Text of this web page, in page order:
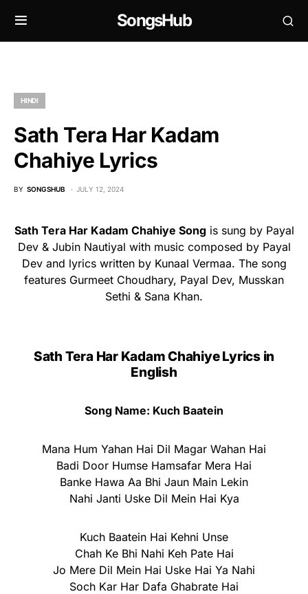
SongsHub
HINDI
Sath Tera Har Kadam
Chahiye Lyrics
BY SONGSHUB JULY 12, 2024
Sath Tera Har Kadam Chahiye Songis sung by Payal
Dev & Jubin Nautiyal with music composed by Payal
Dev and lyrics written by Kunaal Vermaa. The song
features Gurmeet Choudhary, Payal Dev, Musskan
Sethi & Sana Khan.
Sath Tera Har Kadam Chahiye Lyrics in
English
Song Name: Kuch Baatein
Mana Hum Yahan Hai Dil Magar Wahan Hai
Badi Door Humse Hamsafar Mera Hai
Banke Hawa Aa Bhi Jaun Main Lekin
Nahi Janti Uske Dil Mein Hai Kya
Kuch Baatein Hai Kehni Unse
Chah Ke Bhi Nahi Keh Pate Hai
Jo Mere Dil Mein Hai Uske Hai Ya Nahi
Soch Kar Har Dafa Ghabrate Hai